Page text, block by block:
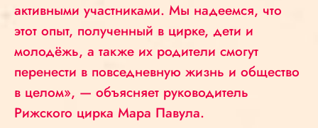
активными участниками. Мы надеемся, что
этот опыт, полученный в цирке, дети и
молодёжь, а также их родители смогут
перенести в повседневную жизнь и общество
в целом», — объясняет руководитель
Рижского цирка Мара Павула.